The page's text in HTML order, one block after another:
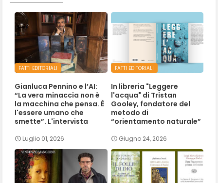
FATTI EDITORIALI
Gianluca Pennino e l’AI:
“La vera minaccia non è
la macchina che pensa. È
l'essere umano che
smette”. L'intervista
Luglio 01, 2026
FATTI EDITORIALI
In libreria "Leggere
l'acqua" di Tristan
Gooley, fondatore del
metodo di
“orientamento naturale”
Giugno 24, 2026